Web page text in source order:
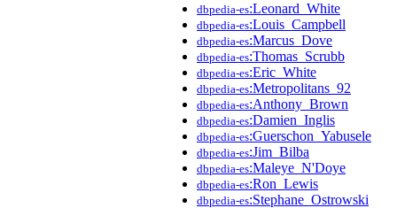
dbpedia-es:Leonard_White
dbpedia-es:Louis_Campbell
dbpedia-es:Marcus_Dove
dbpedia-es:Thomas_Scrubb
dbpedia-es:Eric_White
dbpedia-es:Metropolitans_92
dbpedia-es:Anthony_Brown
dbpedia-es:Damien_Inglis
dbpedia-es:Guerschon_Yabusele
dbpedia-es:Jim_Bilba
dbpedia-es:Maleye_N'Doye
dbpedia-es:Ron_Lewis
dbpedia-es:Stephane_Ostrowski